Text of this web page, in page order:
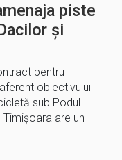
piste
și
pentru
obiectivului
sub Podul
Timișoara are un